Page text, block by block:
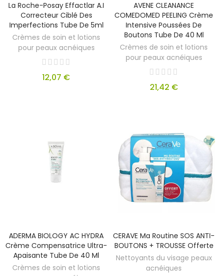
La Roche-Posay Effactlar A.i
Correcteur Ciblé Des
Imperfections Tube De 5ml
Crèmes de soin et lotions
pour peaux acnéiques
12,07 €
AVENE CLEANANCE
COMEDOMED PEELING Crème
Intensive Poussées De
Boutons Tube De 40 Ml
Crèmes de soin et lotions
pour peaux acnéiques
21,42 €
ADERMA BIOLOGY AC HYDRA
Crème Compensatrice Ultra-
Apaisante Tube De 40 Ml
Crèmes de soin et lotions
CERAVE Ma Routine SOS ANTI-
BOUTONS + TROUSSE Offerte
Nettoyants du visage peaux
acnéiques